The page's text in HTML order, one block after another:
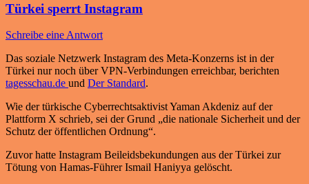
Türkei sperrt Instagram
Schreibe eine Antwort
Das soziale Netzwerk Instagram des Meta-Konzerns ist in der
Türkei nur noch über VPN-Verbindungen erreichbar, berichten
tagesschau.de und Der Standard.
Wie der türkische Cyberrechtsaktivist Yaman Akdeniz auf der
Plattform X schrieb, sei der Grund „die nationale Sicherheit und der
Schutz der öffentlichen Ordnung“.
Zuvor hatte Instagram Beileidsbekundungen aus der Türkei zur
Tötung von Hamas-Führer Ismail Haniyya gelöscht.